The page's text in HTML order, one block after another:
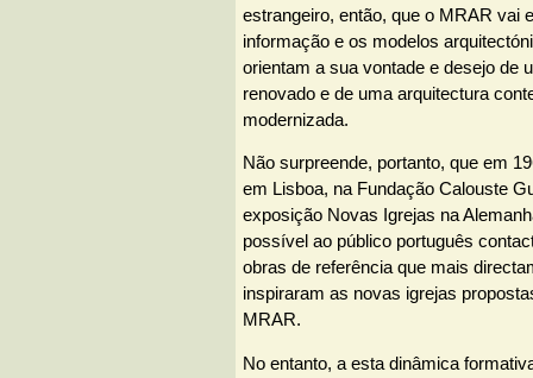
estrangeiro, então, que o MRAR vai
informação e os modelos
orientam a sua vontade e desejo de
renovado e de uma arquitectura
modernizada.
Não surpreende, portanto, que em
em Lisboa, na Fundação Calouste
exposição Novas Igrejas na
possível ao público português
obras de referência que mais
inspiraram as novas igrejas
MRAR.
No entanto, a esta dinâmica